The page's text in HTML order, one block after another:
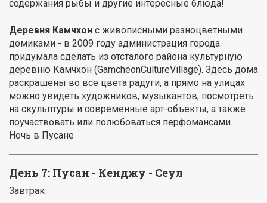
содержания рыбы и другие интересные блюда!
Деревня Камчхон с живописными разноцветными
домиками - в 2009 году администрация города
придумала сделать из отсталого района культурную
деревню Камчхон (GamcheonCultureVillage). Здесь дома
раскрашены во все цвета радуги, а прямо на улицах
можно увидеть художников, музыкантов, посмотреть
на скульптуры и современные арт-объекты, а также
поучаствовать или полюбоваться перфомансами.
Ночь в Пусане
День 7: Пусан - Кенджу - Сеул
Завтрак